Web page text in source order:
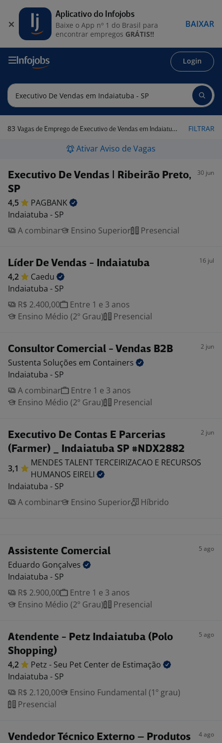
Login
83 Vagas de Emprego de Executivo de Vendas em Indaiatuba - SP FILTRAR
Ativar Aviso de Vagas
Executivo De Vendas | Ribeirão Preto,
SP
30 jun
4,5
PAGBANK
Indaiatuba - SP
A combinar
Ensino Superior Presencial
Líder De Vendas - Indaiatuba 16 jul
4,2
Caedu
Indaiatuba - SP
R$ 2.400,00
Entre 1 e 3 anos
Ensino Médio (2º Grau)
Presencial
Consultor Comercial - Vendas B2B 2 jun
Sustenta Soluções em Containers
Indaiatuba - SP
A combinar
Entre 1 e 3 anos
Ensino Médio (2º Grau)
Presencial
Executivo De Contas E Parcerias
(Farmer) _ Indaiatuba SP #NDX2882
2 jun
3,1
MENDES TALENT TERCEIRIZACAO E RECURSOS
HUMANOS EIRELI
Indaiatuba - SP
A combinar
Ensino Superior Híbrido
Assistente Comercial 5 ago
Eduardo Gonçalves
Indaiatuba - SP
R$ 2.900,00
Entre 1 e 3 anos
Ensino Médio (2º Grau)
Presencial
Atendente - Petz Indaiatuba (Polo
Shopping)
5 ago
4,2 Petz - Seu Pet Center de Estimação
Indaiatuba - SP
R$ 2.120,00
Ensino Fundamental (1º grau)
Presencial
Vendedor Técnico Externo – Produtos
4 ago
Aplicativo do Infojobs
Baixe o App nº 1 do Brasil para
encontrar empregos GRÁTIS!!
BAIXAR